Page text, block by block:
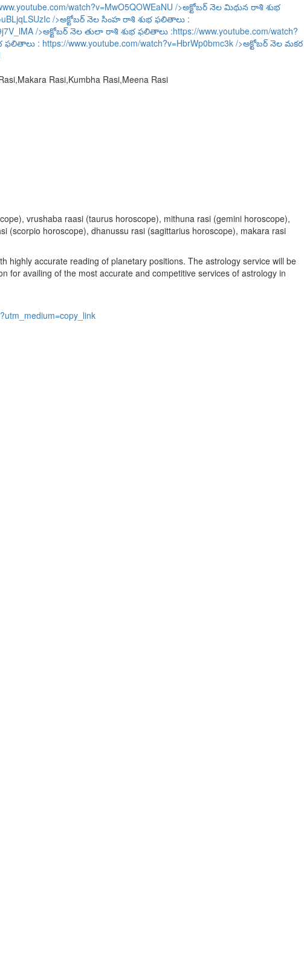
watch?v=MwO5QOWEaNU />అక్టోబర్ నెల మిథున రాశి శుభ
/>అక్టోబర్ నెల సింహ రాశి శుభ ఫలితాలు :
/>అక్టోబర్ నెల తులా రాశి శుభ ఫలితాలు :https://www.youtube.com/watch?
ఫలితాలు : https://www.youtube.com/watch?v=HbrWp0bmc3k />అక్టోబర్ నెల మకర
Rasi,Kumbha Rasi,Meena Rasi
vrushaba raasi (taurus horoscope), mithuna rasi (gemini horoscope),
(scorpio horoscope), dhanussu rasi (sagittarius horoscope), makara rasi
highly accurate reading of planetary positions. The astrology service will be
for availing of the most accurate and competitive services of astrology in